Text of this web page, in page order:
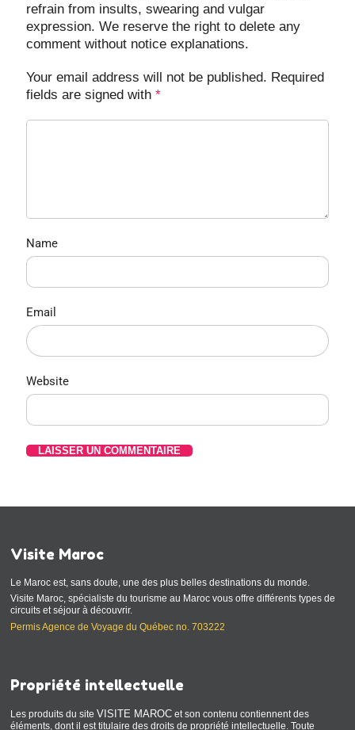
refrain from insults, swearing and vulgar
expression. We reserve the right to delete any
comment without notice explanations.
Your email address will not be published. Required
fields are signed with*
Name
Email
Website
Visite Maroc
Le Maroc est, sans doute, une des plus belles destinations du monde.
Visite Maroc, spécialiste du tourisme au Maroc vous offre différents types de
circuits et séjour à découvrir.
Permis Agence de Voyage du Québec no. 703222
Propriété intellectuelle
Les produits du siteVISITE MAROC et son contenu contiennent des
éléments, dont il est titulaire des droits de propriété intellectuelle. Toute